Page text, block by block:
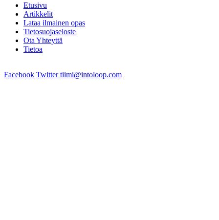
Etusivu
Artikkelit
Lataa ilmainen opas
Tietosuojaseloste
Ota Yhteyttä
Tietoa
Facebook Twitter tiimi@intoloop.com